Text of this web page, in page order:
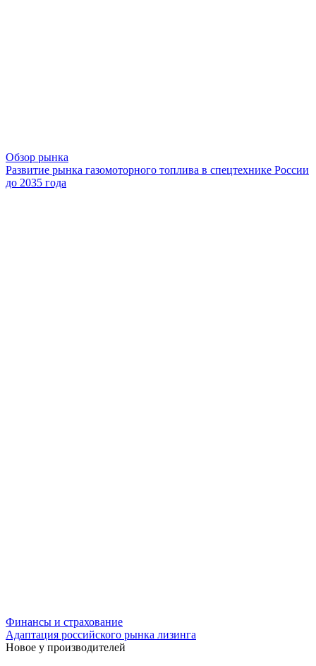
Обзор рынка
Развитие рынка газомоторного топлива в спецтехнике России
до 2035 года
Финансы и страхование
Адаптация российского рынка лизинга
Новое у производителей